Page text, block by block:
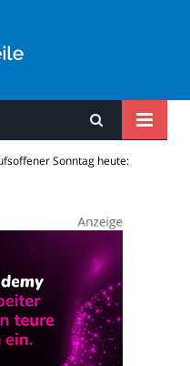
Urteile
Sonntag heute: